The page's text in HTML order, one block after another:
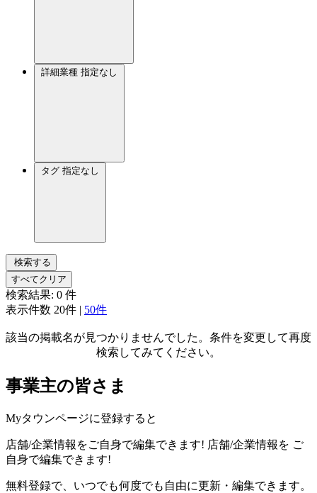
詳細業種 指定なし
タグ 指定なし
検索する
すべてクリア
検索結果: 0 件
表示件数 20件 | 50件
該当の掲載名が見つかりませんでした。条件を変更して再度
検索してみてください。
事業主の皆さま
Myタウンページに登録すると
店舗/企業情報をご自身で編集できます! 店舗/企業情報を ご
自身で編集できます!
無料登録で、いつでも何度でも自由に更新・編集できます。